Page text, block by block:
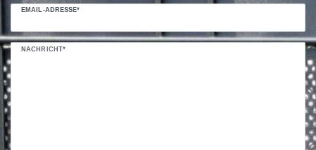
EMAIL-ADRESSE*
NACHRICHT*